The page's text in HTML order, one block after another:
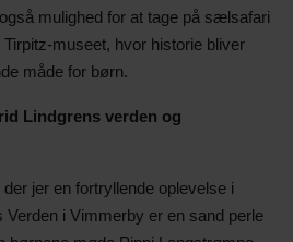
mulighed for at tage på sælsafari
museet, hvor historie bliver
måde for børn.
Lindgrens verden og
jer en fortryllende oplevelse i
Verden i Vimmerby er en sand perle